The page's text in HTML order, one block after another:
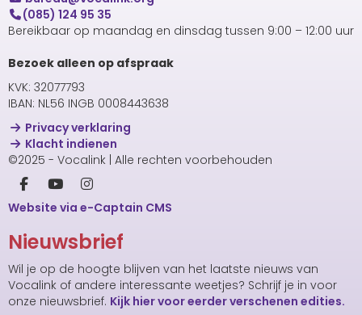
(085) 124 95 35
Bereikbaar op maandag en dinsdag tussen 9:00 – 12:00 uur
Bezoek alleen op afspraak
KVK: 32077793
IBAN: NL56 INGB 0008443638
Privacy verklaring
Klacht indienen
©2025 - Vocalink | Alle rechten voorbehouden
Website via e-Captain CMS
Nieuwsbrief
Wil je op de hoogte blijven van het laatste nieuws van
Vocalink of andere interessante weetjes? Schrijf je in voor
onze nieuwsbrief. Kijk hier voor eerder verschenen edities.